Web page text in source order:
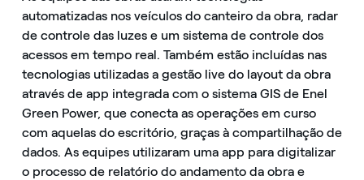
automatizadas nos veículos do canteiro da obra, radar
de controle das luzes e um sistema de controle dos
acessos em tempo real. Também estão incluídas nas
tecnologias utilizadas a gestão live do layout da obra
através de app integrada com o sistema GIS de Enel
Green Power, que conecta as operações em curso
com aquelas do escritório, graças à compartilhação de
dados. As equipes utilizaram uma app para digitalizar
o processo de relatório do andamento da obra e